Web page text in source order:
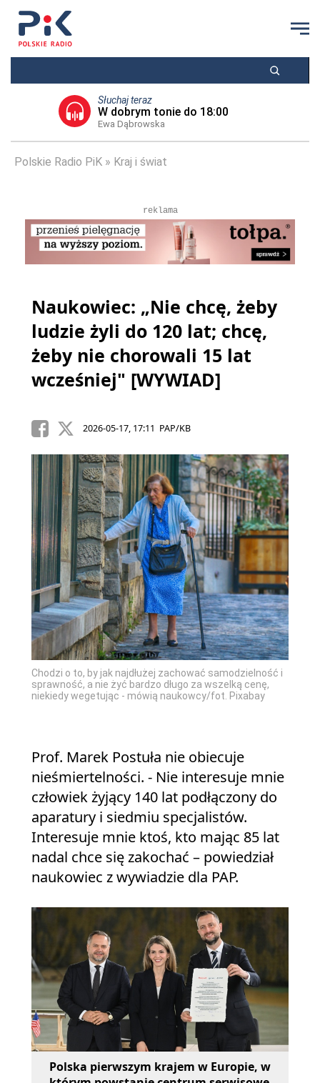
Słuchaj teraz
W dobrym tonie do 18:00
Ewa Dąbrowska
Polskie Radio PiK Kraj i świat
reklama
Naukowiec: „Nie chcę, żeby
ludzie żyli do 120 lat; chcę,
żeby nie chorowali 15 lat
wcześniej" [WYWIAD]
2026-05-17, 17:11 PAP/KB
Chodzi o to, by jak najdłużej zachować samodzielność i
sprawność, a nie żyć bardzo długo za wszelką cenę,
niekiedy wegetując - mówią naukowcy/fot. Pixabay
Prof. Marek Postuła nie obiecuje
nieśmiertelności. - Nie interesuje mnie
człowiek żyjący 140 lat podłączony do
aparatury i siedmiu specjalistów.
Interesuje mnie ktoś, kto mając 85 lat
nadal chce się zakochać – powiedział
naukowiec z wywiadzie dla PAP.
Polska pierwszym krajem w Europie, w